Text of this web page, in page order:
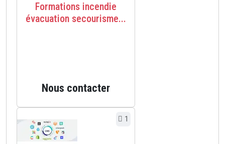
Formations incendie
évacuation secourisme...
Nous contacter
1